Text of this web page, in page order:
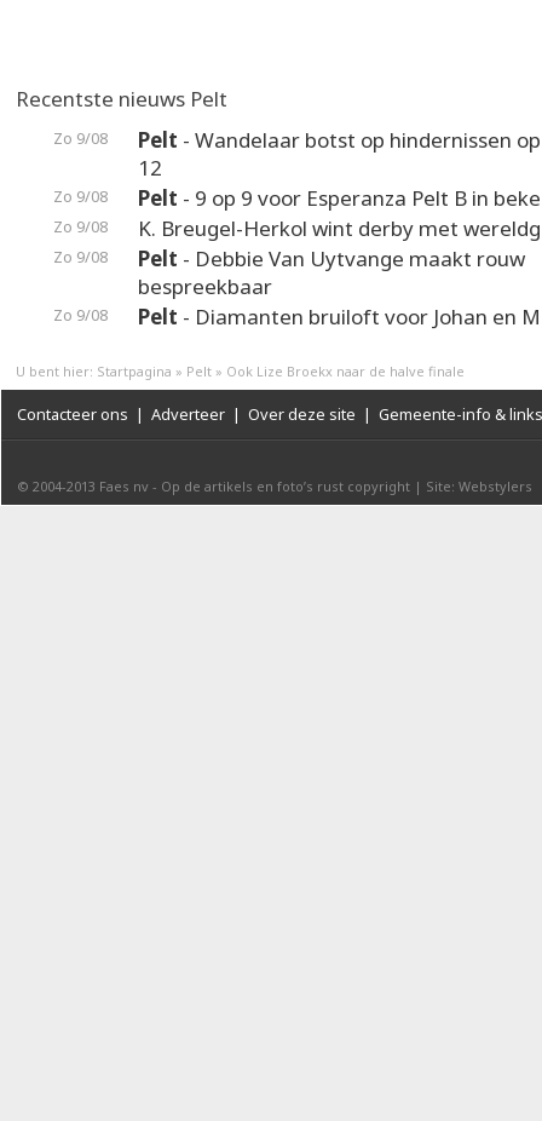
Recentste nieuws Pelt
Zo 9/08 Pelt - Wandelaar botst op hindernissen
12
Zo 9/08 Pelt - 9 op 9 voor Esperanza Pelt B in
Zo 9/08 K. Breugel-Herkol wint derby met
Zo 9/08 Pelt - Debbie Van Uytvange maakt rouw
bespreekbaar
Zo 9/08 Pelt - Diamanten bruiloft voor Johan en
U bent hier: Startpagina » Pelt » Ook Lize Broekx naar de halve finale
Contacteer ons | Adverteer | Over deze site | Gemeente-info & links
© 2004-2013 Faes nv - Op de artikels en foto’s rust copyright | Site: Webstylers